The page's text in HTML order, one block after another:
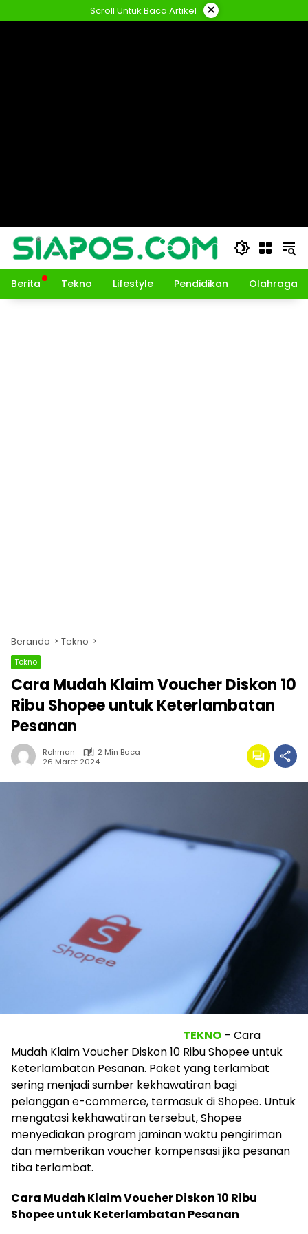
ke
Scroll Untuk Baca Artikel ×
Berita Tekno Lifestyle Pendidikan Olahraga
Beranda Tekno
Tekno
Cara Mudah Klaim Voucher Diskon 10
Ribu Shopee untuk Keterlambatan
Pesanan
Rohman
2 Min Baca
26 Maret 2024
TEKNO – Cara
Mudah Klaim Voucher Diskon 10 Ribu Shopee untuk
Keterlambatan Pesanan. Paket yang terlambat
sering menjadi sumber kekhawatiran bagi
pelanggan e-commerce, termasuk di Shopee. Untuk
mengatasi kekhawatiran tersebut, Shopee
menyediakan program jaminan waktu pengiriman
dan memberikan voucher kompensasi jika pesanan
tiba terlambat.
Cara Mudah Klaim Voucher Diskon 10 Ribu
Shopee untuk Keterlambatan Pesanan